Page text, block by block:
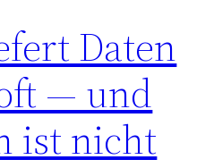
Daten
— und
ist nicht